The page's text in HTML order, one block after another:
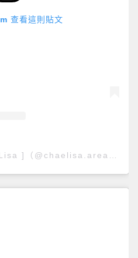
查看這則貼文